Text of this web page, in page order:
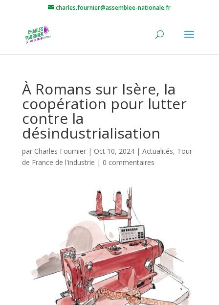
charles.fournier@assemblee-nationale.fr
À Romans sur Isère, la
coopération pour lutter
contre la
désindustrialisation
par Charles Fournier| Oct 10, 2024| Actualités, Tour
de France de l'industrie | 0 commentaires